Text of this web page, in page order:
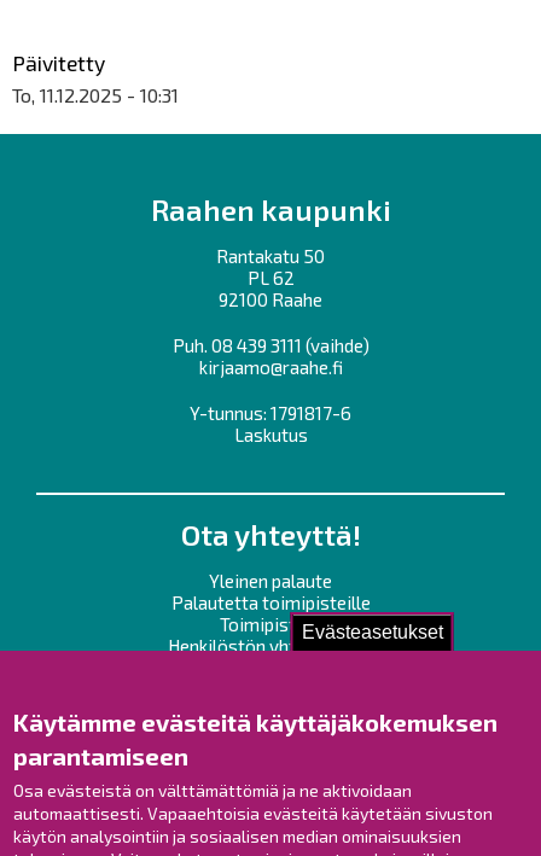
Evästeasetukset
Käytämme evästeitä käyttäjäkokemuksen
parantamiseen
Osa evästeistä on välttämättömiä ja ne aktivoidaan
automaattisesti. Vapaaehtoisia evästeitä käytetään sivuston
käytön analysointiin ja sosiaalisen median ominaisuuksien
Päivitetty
To, 11.12.2025 - 10:31
Raahen kaupunki
Rantakatu 50
PL 62
92100 Raahe
Puh. 08 439 3111 (vaihde)
kirjaamo@raahe.fi
Y-tunnus: 1791817-6
Laskutus
Ota yhteyttä!
Yleinen palaute
Palautetta toimipisteille
Toimipisteet
Henkilöstön yhteystiedot
Raahe Facebookissa
Raahe Instagramissa
Raahe LinkedInissä
Raahe YouTubessa